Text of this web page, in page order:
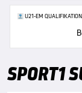
U21-EM
SPORT1